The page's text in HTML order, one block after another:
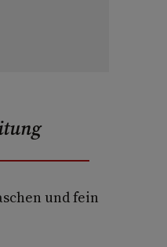
und fein